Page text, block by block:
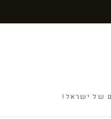
של ישראל!